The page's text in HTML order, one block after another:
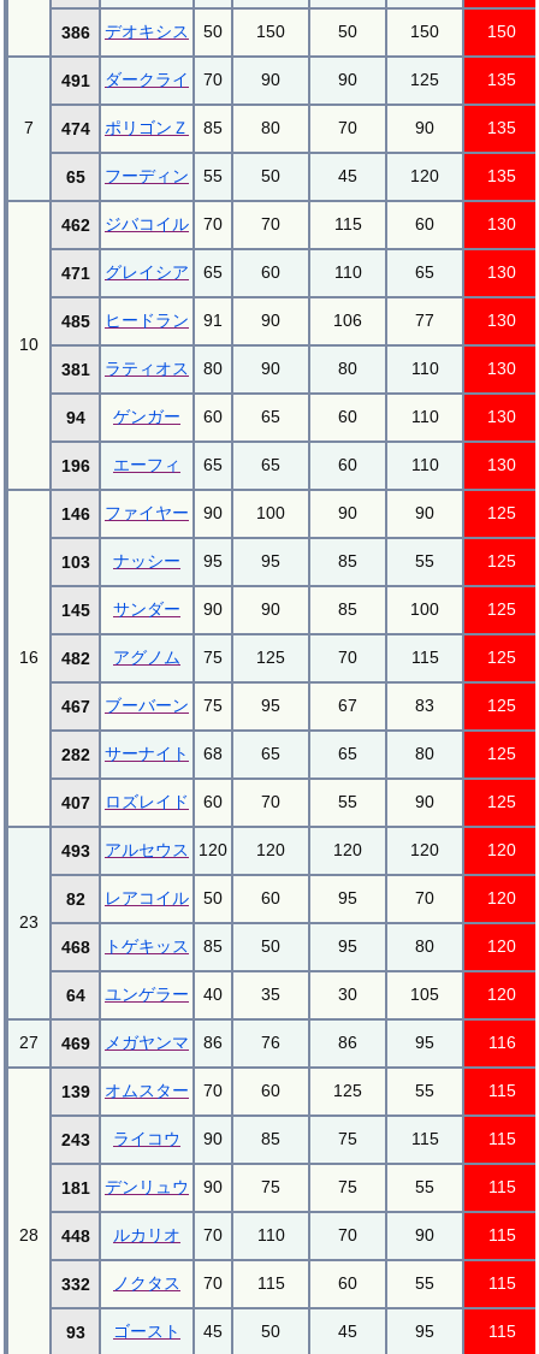
386 デオキシス 50 150 50 150 150
7
491 ダークライ 70 90 90 125 135
474 ポリゴンＺ 85 80 70 90 135
65 フーディン 55 50 45 120 135
10
462 ジバコイル 70 70 115 60 130
471 グレイシア 65 60 110 65 130
485 ヒードラン 91 90 106 77 130
381 ラティオス 80 90 80 110 130
94 ゲンガー 60 65 60 110 130
196 エーフィ 65 65 60 110 130
16
146 ファイヤー 90 100 90 90 125
103 ナッシー 95 95 85 55 125
145 サンダー 90 90 85 100 125
482 アグノム 75 125 70 115 125
467 ブーバーン 75 95 67 83 125
282 サーナイト 68 65 65 80 125
407 ロズレイド 60 70 55 90 125
23
493 アルセウス 120 120 120 120 120
82 レアコイル 50 60 95 70 120
468 トゲキッス 85 50 95 80 120
64 ユンゲラー 40 35 30 105 120
27 469 メガヤンマ 86 76 86 95 116
28
139 オムスター 70 60 125 55 115
243 ライコウ 90 85 75 115 115
181 デンリュウ 90 75 75 55 115
448 ルカリオ 70 110 70 90 115
332 ノクタス 70 115 60 55 115
93 ゴースト 45 50 45 95 115